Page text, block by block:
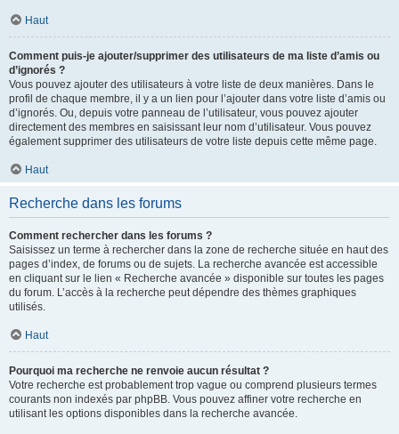
Haut
Comment puis-je ajouter/supprimer des utilisateurs de ma liste d’amis ou
d’ignorés ?
Vous pouvez ajouter des utilisateurs à votre liste de deux manières. Dans le
profil de chaque membre, il y a un lien pour l’ajouter dans votre liste d’amis ou
d’ignorés. Ou, depuis votre panneau de l’utilisateur, vous pouvez ajouter
directement des membres en saisissant leur nom d’utilisateur. Vous pouvez
également supprimer des utilisateurs de votre liste depuis cette même page.
Haut
Recherche dans les forums
Comment rechercher dans les forums ?
Saisissez un terme à rechercher dans la zone de recherche située en haut des
pages d’index, de forums ou de sujets. La recherche avancée est accessible
en cliquant sur le lien « Recherche avancée » disponible sur toutes les pages
du forum. L’accès à la recherche peut dépendre des thèmes graphiques
utilisés.
Haut
Pourquoi ma recherche ne renvoie aucun résultat ?
Votre recherche est probablement trop vague ou comprend plusieurs termes
courants non indexés par phpBB. Vous pouvez affiner votre recherche en
utilisant les options disponibles dans la recherche avancée.